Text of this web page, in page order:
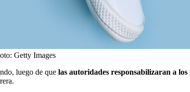
Getty Images
luego de que las autoridades responsabilizaran a